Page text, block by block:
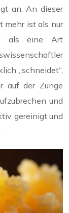
an. An dieser
mehr ist als nur
als eine Art
„schneidet“,
auf der Zunge
und
gereinigt und